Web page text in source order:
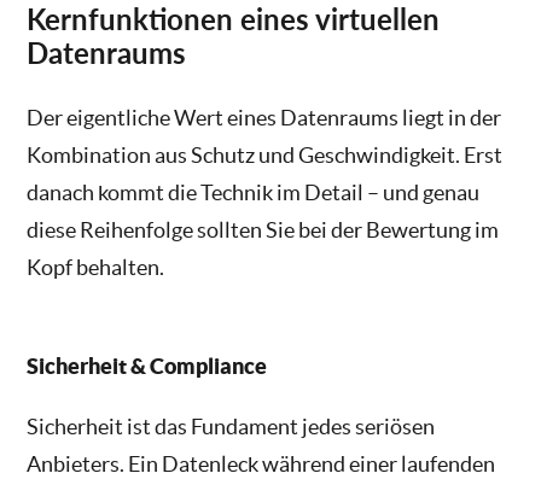
Kernfunktionen eines virtuellen
Datenraums
Der eigentliche Wert eines Datenraums liegt in der
Kombination aus Schutz und Geschwindigkeit. Erst
danach kommt die Technik im Detail – und genau
diese Reihenfolge sollten Sie bei der Bewertung im
Kopf behalten.
Sicherheit & Compliance
Sicherheit ist das Fundament jedes seriösen
Anbieters. Ein Datenleck während einer laufenden